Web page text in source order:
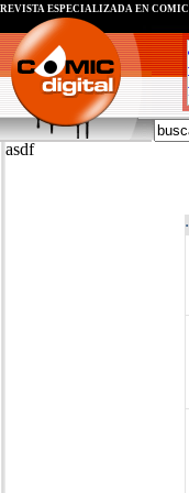
REVISTA ESPECIALIZADA EN CÓMIC
asdf
·